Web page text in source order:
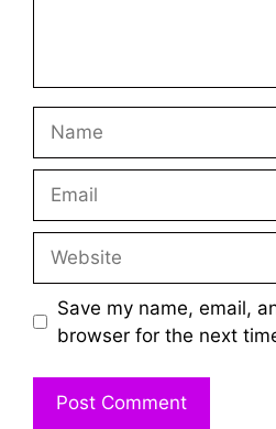
Save my name, email,
browser for the next